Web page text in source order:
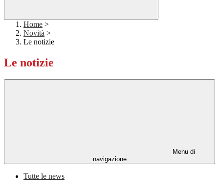
Home >
Novità >
Le notizie
Le notizie
Menu di
navigazione
Tutte le news